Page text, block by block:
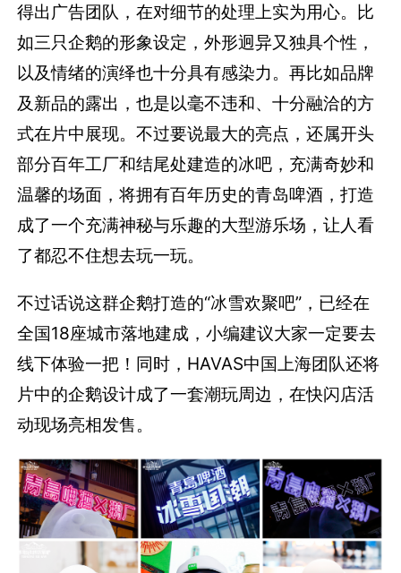
得出广告团队，在对细节的处理上实为用心。比
如三只企鹅的形象设定，外形迥异又独具个性，
以及情绪的演绎也十分具有感染力。再比如品牌
及新品的露出，也是以毫不违和、十分融洽的方
式在片中展现。不过要说最大的亮点，还属开头
部分百年工厂和结尾处建造的冰吧，充满奇妙和
温馨的场面，将拥有百年历史的青岛啤酒，打造
成了一个充满神秘与乐趣的大型游乐场，让人看
了都忍不住想去玩一玩。
不过话说这群企鹅打造的“冰雪欢聚吧”，已经在
全国18座城市落地建成，小编建议大家一定要去
线下体验一把！同时，HAVAS中国上海团队还将
片中的企鹅设计成了一套潮玩周边，在快闪店活
动现场亮相发售。